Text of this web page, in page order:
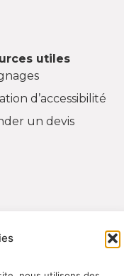
utiles
d’accessibilité
un devis